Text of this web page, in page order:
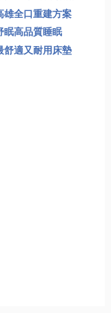
雄全口重建方案
眠高品質睡眠
舒適又耐用床墊